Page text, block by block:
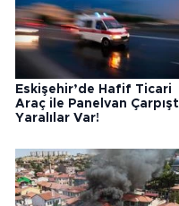
Eskişehir’de Hafif Ticari
Araç ile Panelvan
Yaralılar Var!